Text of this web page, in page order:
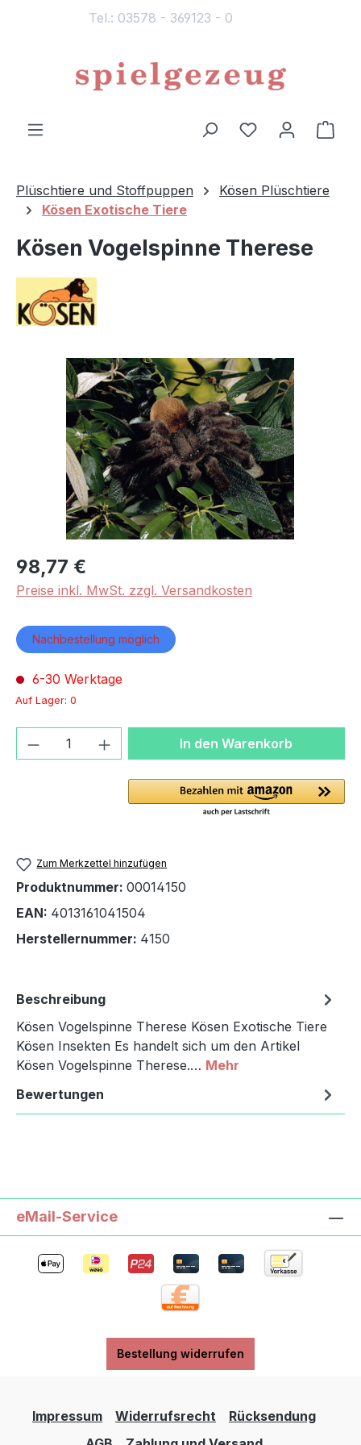
Tel.: 03578 - 369123 - 0
Du hast 0
Plüschtiere und Stoffpuppen
Kösen Plüschtiere
Kösen Exotische Tiere
Kösen Vogelspinne Therese
Bildergalerie überspringen
98,77 €
Preise inkl. MwSt. zzgl. Versandkosten
Nachbestellung möglich
6-30 Werktage
Auf Lager: 0
Produkt Anzahl: Gib denIn den Warenkorb
Zum Merkzettel hinzufügen
Produktnummer: 00014150
EAN: 4013161041504
Herstellernummer: 4150
Beschreibung
Kösen Vogelspinne Therese Kösen Exotische Tiere
Kösen Insekten Es handelt sich um den Artikel
Kösen Vogelspinne Therese.… Mehr
Bewertungen
eMail-Service
Bestellung widerrufen
Impressum Widerrufsrecht
Rücksendung